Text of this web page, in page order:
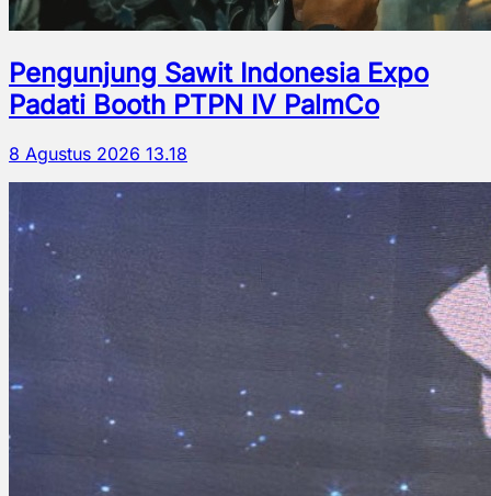
Pengunjung Sawit Indonesia Expo
Padati Booth PTPN IV PalmCo
8 Agustus 2026 13.18